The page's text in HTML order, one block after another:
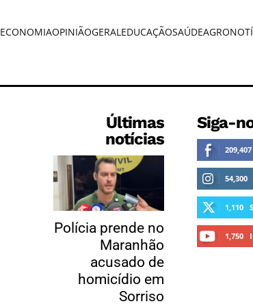
ECONOMIAOPINIÃOGERALEDUCAÇÃOSAÚDE
Últimas
notícias
Polícia prende no
Maranhão
acusado de
homicídio em
Sorriso
Siga-
209,407
54,300
1,110
1,750